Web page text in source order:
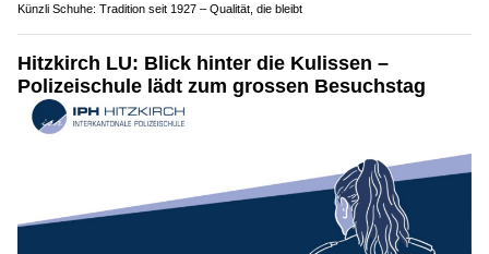
Künzli Schuhe: Tradition seit 1927 – Qualität, die bleibt
Hitzkirch LU: Blick hinter die Kulissen –
Polizeischule lädt zum grossen Besuchstag